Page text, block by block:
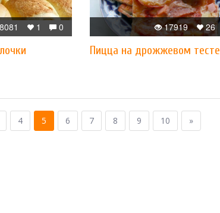
0
1
8081 26
17919
Пицца на дрожжевом тесте
4 5 6 7 8 9 10 »